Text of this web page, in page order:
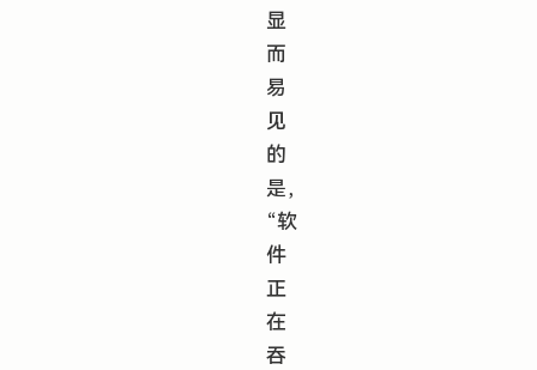
显
而
易
见
的
是，
“软
件
正
在
吞